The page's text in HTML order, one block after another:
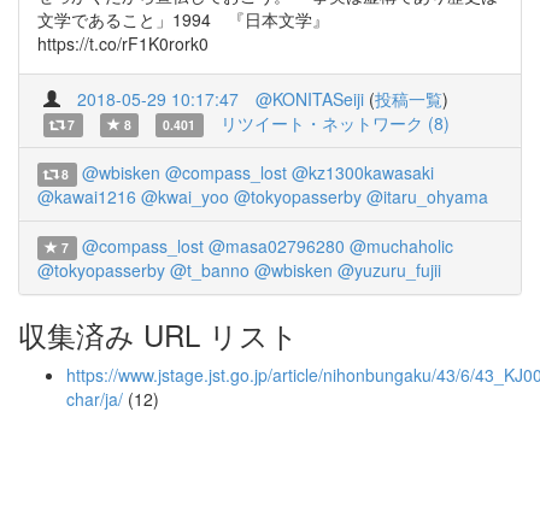
文学であること」1994 『日本文学』
https://t.co/rF1K0rork0
2018-05-29 10:17:47 @KONITASeiji (投稿一覧)
7 8 0.401 リツイート・ネットワーク (8)
8 @wbisken @compass_lost @kz1300kawasaki
@kawai1216 @kwai_yoo @tokyopasserby @itaru_ohyama
7 @compass_lost @masa02796280 @muchaholic
@tokyopasserby @t_banno @wbisken @yuzuru_fujii
収集済み URL リスト
https://www.jstage.jst.go.jp/article/nihonbungaku/43/6/
char/ja/ (12)